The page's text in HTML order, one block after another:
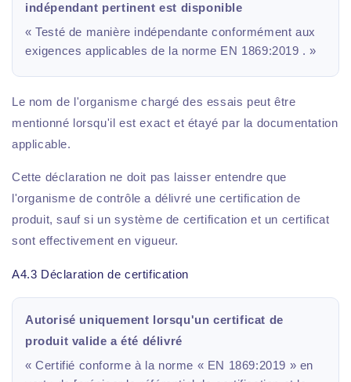
indépendant pertinent est disponible
« Testé de manière indépendante conformément aux
exigences applicables de la norme EN 1869:2019 . »
Le nom de l'organisme chargé des essais peut être
mentionné lorsqu'il est exact et étayé par la documentation
applicable.
Cette déclaration ne doit pas laisser entendre que
l'organisme de contrôle a délivré une certification de
produit, sauf si un système de certification et un certificat
sont effectivement en vigueur.
A4.3 Déclaration de certification
Autorisé uniquement lorsqu'un certificat de
produit valide a été délivré
« Certifié conforme à la norme « EN 1869:2019 » en